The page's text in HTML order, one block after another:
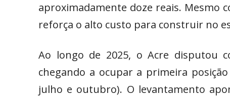
aproximadamente doze reais. Mesmo
reforça o alto custo para construir no
Ao longo de 2025, o Acre disputou
chegando a ocupar a primeira
julho e outubro). O levantamento